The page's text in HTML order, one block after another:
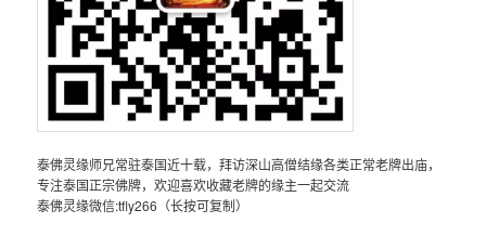
泰佛灵缘师兄常驻泰国近十载，拜访深山高僧结缘各类正常老牌出庙，
专注泰国正宗佛牌，欢迎喜欢收藏老牌的缘主一起交流
泰佛灵缘微信:tfly266（长按可复制）